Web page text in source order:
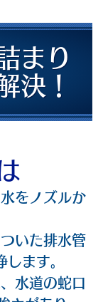
まり
決！
をノズルか
いた排水管
ます。
水道の蛇口